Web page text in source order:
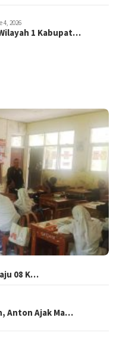
4, 2026
1 Kabupat…
08 K…
Anton Ajak Ma…